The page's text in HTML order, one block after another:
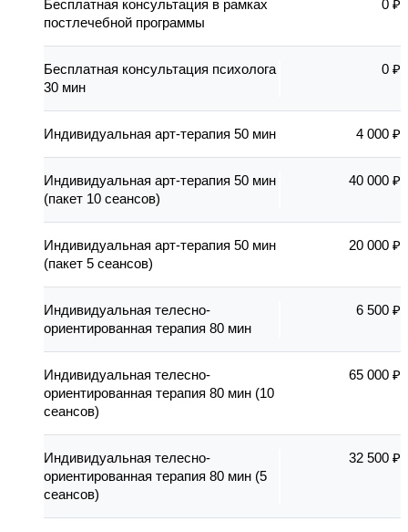
Бесплатная консультация в рамках
постлечебной программы
0 ₽
Бесплатная консультация психолога
30 мин
0 ₽
Индивидуальная арт-терапия 50 мин 4 000 ₽
Индивидуальная арт-терапия 50 мин
(пакет 10 сеансов)
40 000 ₽
Индивидуальная арт-терапия 50 мин
(пакет 5 сеансов)
20 000 ₽
Индивидуальная телесно-
ориентированная терапия 80 мин
6 500 ₽
Индивидуальная телесно-
ориентированная терапия 80 мин (10
сеансов)
65 000 ₽
Индивидуальная телесно-
ориентированная терапия 80 мин (5
сеансов)
32 500 ₽